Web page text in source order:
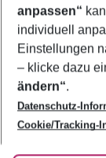
Footer
Footer
Über uns
AGB
Bestpreisgarantie
Cookie-
Cookie-
Barrierefreies
Folge uns
anpassen“
individuell
Einstellungen
– klicke dazu
ändern“.
Datenschutz-
Cookie/Tracking-